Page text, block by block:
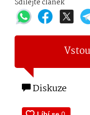
Sdílejte článek
Diskuze